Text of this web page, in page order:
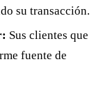
su transacción.
Sus clientes que
fuente de